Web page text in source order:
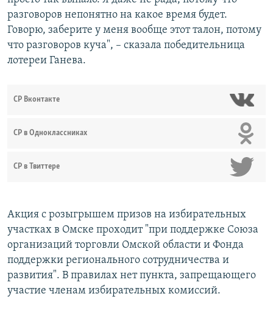
разговоров непонятно на какое время будет.
Говорю, заберите у меня вообще этот талон, потому
что разговоров куча", – сказала победительница
лотереи Ганева.
СР Вконтакте
СР в Одноклассниках
СР в Твиттере
Акция с розыгрышем призов на избирательных
участках в Омске проходит "при поддержке Союза
организаций торговли Омской области и Фонда
поддержки регионального сотрудничества и
развития". В правилах нет пункта, запрещающего
участие членам избирательных комиссий.